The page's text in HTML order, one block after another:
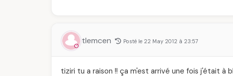
tlemcen Posté le 22 May 2012 à 23:57
tiziri tu a raison !! ça m'est arrivé une fois j'était à